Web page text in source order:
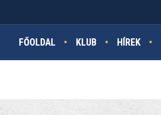
FŐOLDAL KLUB HÍREK